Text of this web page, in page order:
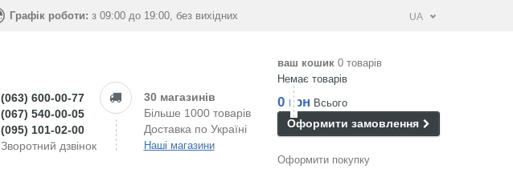
Графік роботи: з 09:00 до 19:00, без вихідних UA
(063) 600-00-77
(067) 540-00-05
(095) 101-02-00
Зворотний дзвінок
30 магазинів
Більше 1000 товарів
Доставка по Україні
Наші магазини
ваш кошик 0 товарів
Немає товарів
0 грн Всього
Оформити замовлення
Оформити покупку